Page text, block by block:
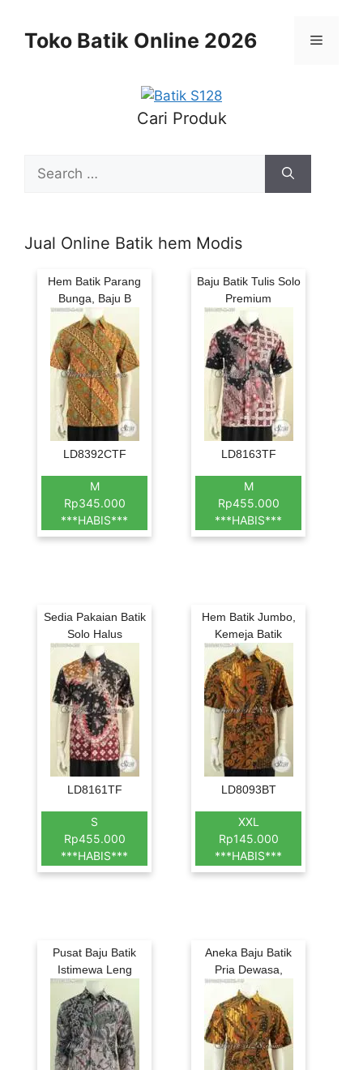
contentToko Batik Online 2026 Menu
Cari Produk
for:
Jual Online Batik hem Modis
Hem Batik Parang
Bunga, Baju B
LD8392CTF
M
Rp345.000
***HABIS***
Baju Batik Tulis Solo
Premium
LD8163TF
M
Rp455.000
***HABIS***
Sedia Pakaian Batik
Solo Halus
LD8161TF
S
Rp455.000
***HABIS***
Hem Batik Jumbo,
Kemeja Batik
LD8093BT
XXL
Rp145.000
***HABIS***
Pusat Baju Batik
Istimewa Leng
Aneka Baju Batik
Pria Dewasa,